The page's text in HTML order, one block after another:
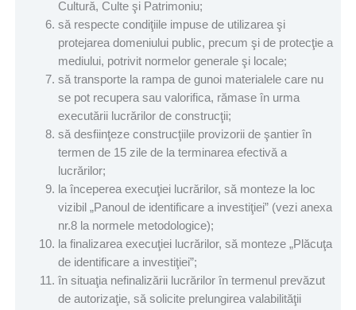
Cultură, Culte şi Patrimoniu;
să respecte condiţiile impuse de utilizarea şi
protejarea domeniului public, precum şi de protecţie a
mediului, potrivit normelor generale şi locale;
să transporte la rampa de gunoi materialele care nu
se pot recupera sau valorifica, rămase în urma
executării lucrărilor de construcţii;
să desfiinţeze construcţiile provizorii de şantier în
termen de 15 zile de la terminarea efectivă a
lucrărilor;
la începerea execuţiei lucrărilor, să monteze la loc
vizibil „Panoul de identificare a investiţiei” (vezi anexa
nr.8 la normele metodologice);
la finalizarea execuţiei lucrărilor, să monteze „Plăcuţa
de identificare a investiţiei”;
în situaţia nefinalizării lucrărilor în termenul prevăzut
de autorizaţie, să solicite prelungirea valabilităţii